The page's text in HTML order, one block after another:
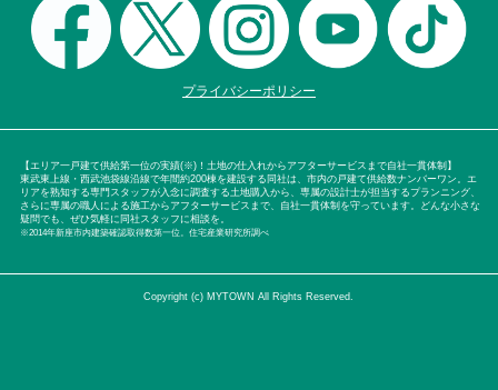
プライバシーポリシー
【エリア一戸建て供給第一位の実績(※)！土地の仕入れからアフターサービスまで自社一貫体制】
東武東上線・西武池袋線沿線で年間約200棟を建設する同社は、市内の戸建て供給数ナンバーワン。エ
リアを熟知する専門スタッフが入念に調査する土地購入から、専属の設計士が担当するプランニング、
さらに専属の職人による施工からアフターサービスまで、自社一貫体制を守っています。どんな小さな
疑問でも、ぜひ気軽に同社スタッフに相談を。
※2014年新座市内建築確認取得数第一位。住宅産業研究所調べ
Copyright (c) MYTOWN All Rights Reserved.